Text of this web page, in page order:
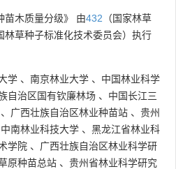
术委员会
苗木质量分级》 由432 （国家林草
林草种子标准化技术委员会）执行
学 、 南京林业大学 、 中国林业科学
自治区国有钦廉林场 、 中国长江三
、 广西壮族自治区林业种苗站 、 贵州
中南林业科技大学 、 黑龙江省林业科
学院 、 广西壮族自治区林业科学研
原种苗总站 、 贵州省林业科学研究